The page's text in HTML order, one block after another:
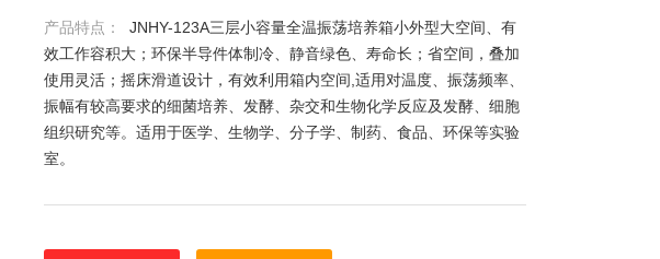
产品特点： JNHY-123A三层小容量全温振荡培养箱小外型大空间、有
效工作容积大；环保半导件体制冷、静音绿色、寿命长；省空间，叠加
使用灵活；摇床滑道设计，有效利用箱内空间,适用对温度、振荡频率、
振幅有较高要求的细菌培养、发酵、杂交和生物化学反应及发酵、细胞
组织研究等。适用于医学、生物学、分子学、制药、食品、环保等实验
室。